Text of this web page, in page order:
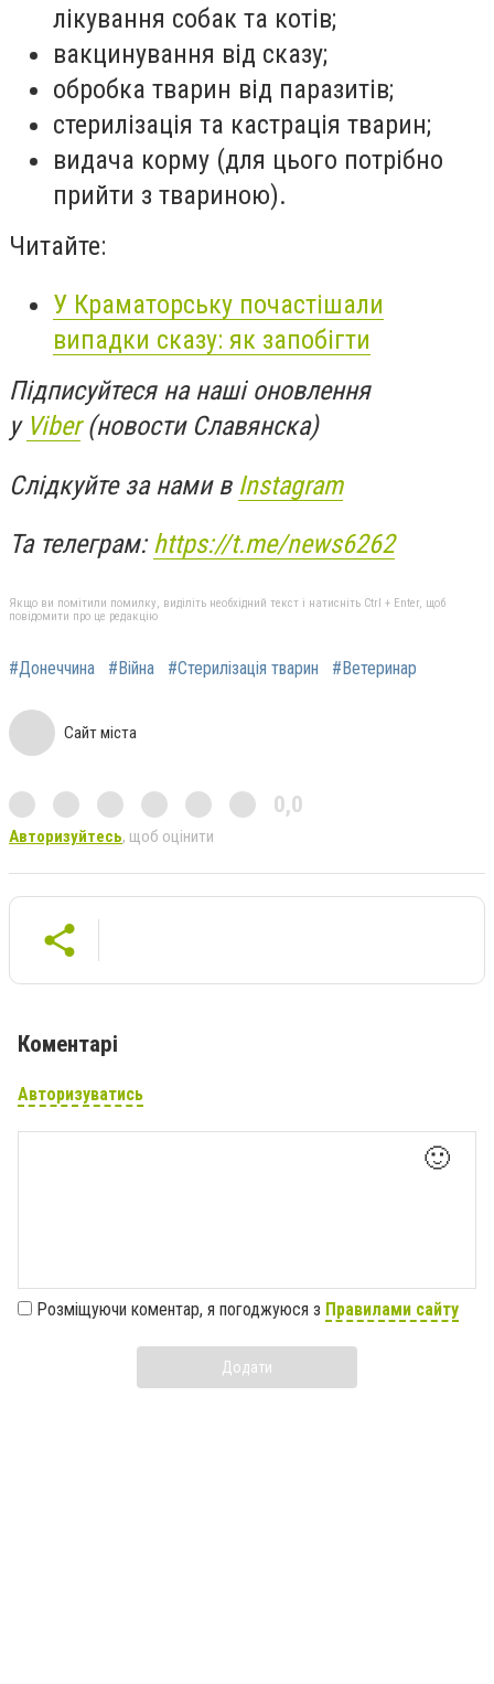
лікування собак та котів;
вакцинування від сказу;
обробка тварин від паразитів;
стерилізація та кастрація тварин;
видача корму (для цього потрібно
прийти з твариною).
Читайте:
У Краматорську почастішали
випадки сказу: як запобігти
Підписуйтеся на наші оновлення
у Viber(новости Славянска)
Слідкуйте за нами в Instagram
Та телеграм:https://t.me/news6262
Якщо ви помітили помилку, виділіть необхідний текст і натисніть Ctrl + Enter, щоб
повідомити про це редакцію
#Донеччина #Війна #Стерилізація тварин #Ветеринар
Сайт міста
0,0
Авторизуйтесь, щоб оцінити
Коментарі
Авторизуватись
🙂
Розміщуючи коментар, я погоджуюся з Правилами сайту
Додати